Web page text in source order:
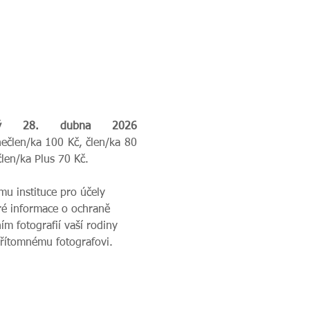
Od 11.00 do 13.00 hodin. Je třeba se přihlásit do úterý 28. dubna 2026
ka 100 Kč, člen/ka 80
ka Plus 70 Kč.
instituce pro účely
informace o ochraně
fotografií vaší rodiny
fotografovi.